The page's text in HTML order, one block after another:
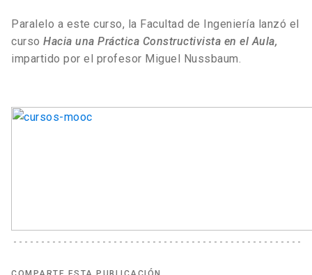
Paralelo a este curso, la Facultad de Ingeniería lanzó el
curso Hacia una Práctica Constructivista en el Aula,
impartido por el profesor Miguel Nussbaum.